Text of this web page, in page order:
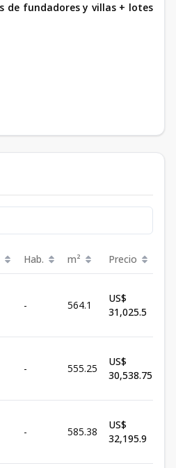
de fundadores y villas + lotes
Hab. m² Precio
- 564.1
US$
31,025.5
- 555.25
US$
30,538.75
- 585.38
US$
32,195.9